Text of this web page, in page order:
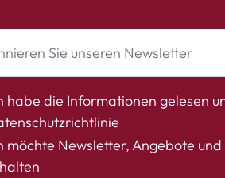
habe die Informationen gelesen
möchte Newsletter, Angebote